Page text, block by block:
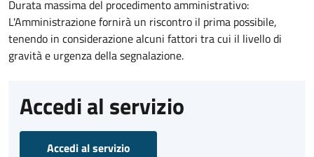
Durata massima del procedimento amministrativo:
L'Amministrazione fornirà un riscontro il prima possibile,
tenendo in considerazione alcuni fattori tra cui il livello di
gravità e urgenza della segnalazione.
Accedi al servizio
Accedi al servizio